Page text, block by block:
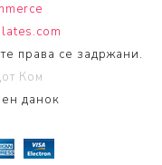
права се задржани.
Ком
данок